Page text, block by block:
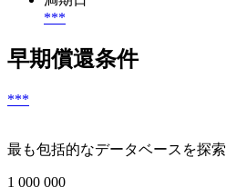
***
早期償還条件
***
最も包括的なデータベースを探索
1 000 000